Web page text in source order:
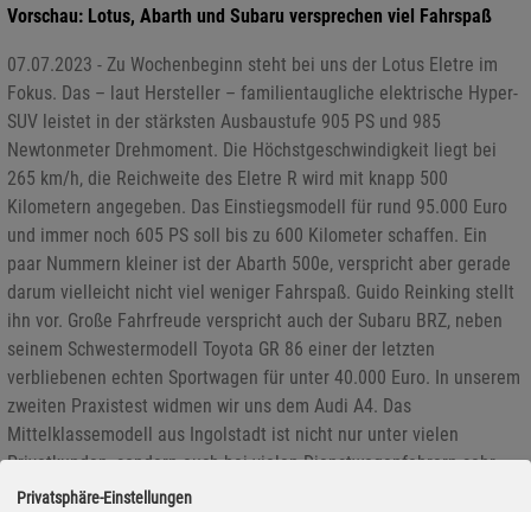
Vorschau: Lotus, Abarth und Subaru versprechen viel Fahrspaß
07.07.2023 - Zu Wochenbeginn steht bei uns der Lotus Eletre im
Fokus. Das – laut Hersteller – familientaugliche elektrische Hyper-
SUV leistet in der stärksten Ausbaustufe 905 PS und 985
Newtonmeter Drehmoment. Die Höchstgeschwindigkeit liegt bei
265 km/h, die Reichweite des Eletre R wird mit knapp 500
Kilometern angegeben. Das Einstiegsmodell für rund 95.000 Euro
und immer noch 605 PS soll bis zu 600 Kilometer schaffen. Ein
paar Nummern kleiner ist der Abarth 500e, verspricht aber gerade
darum vielleicht nicht viel weniger Fahrspaß. Guido Reinking stellt
ihn vor. Große Fahrfreude verspricht auch der Subaru BRZ, neben
seinem Schwestermodell Toyota GR 86 einer der letzten
verbliebenen echten Sportwagen für unter 40.000 Euro. In unserem
zweiten Praxistest widmen wir uns dem Audi A4. Das
Mittelklassemodell aus Ingolstadt ist nicht nur unter vielen
Privatkunden, sondern auch bei vielen Dienstwagenfahrern sehr
beliebt. Wir fuhren den 204 PS starken Benziner mit Allradantrieb.
Privatsphäre-Einstellungen